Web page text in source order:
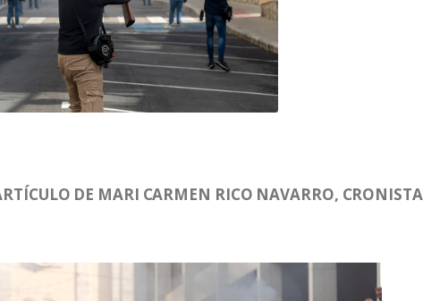
DE MARI CARMEN RICO NAVARRO, CRONISTA